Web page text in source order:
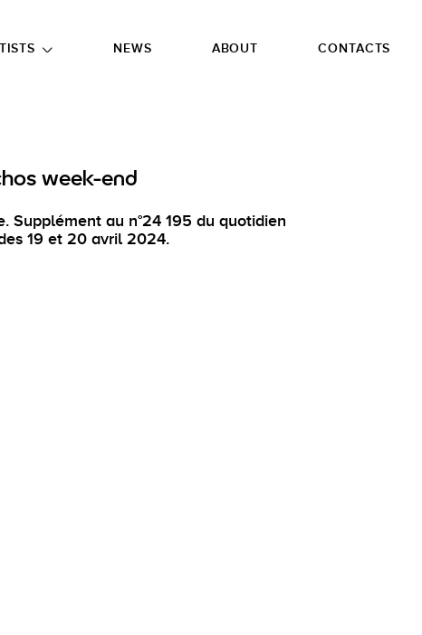
NEWS ABOUT CONTACTS
week-end
Supplément au n°24 195 du quotidien
19 et 20 avril 2024.